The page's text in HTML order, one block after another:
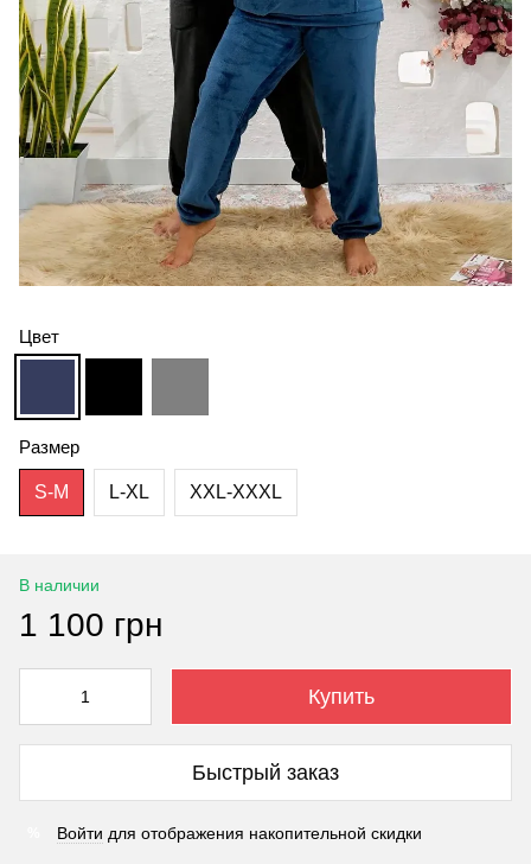
Цвет
Размер
S-M L-XL XXL-XXXL
В наличии
1 100 грн
Купить
Быстрый заказ
Войти для отображения накопительной скидки